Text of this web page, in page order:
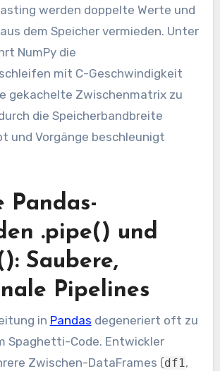
werden doppelte Werte und
dem Speicher vermieden. Unter
NumPy die
mit C-Geschwindigkeit
gekachelte Zwischenmatrix zu
die Speicherbandbreite
und Vorgänge beschleunigt
Pandas-
.pipe() und
Saubere,
Pipelines
in Pandas degeneriert oft zu
Spaghetti-Code. Entwickler
Zwischen-DataFrames (df1,